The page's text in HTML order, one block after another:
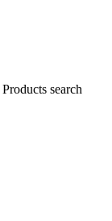
Products search